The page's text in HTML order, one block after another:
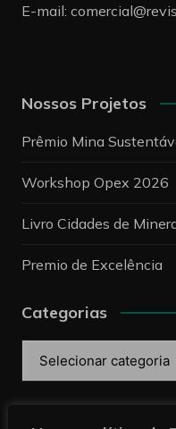
E-mail:
Nossos Projetos
Prêmio Mina
Workshop Opex 2026
Livro Cidades de
Premio de Excelência
Categorias